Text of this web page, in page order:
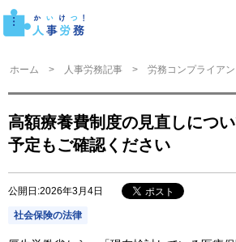
ホーム 人事労務記事 労務コンプライア
高額療養費制度の見直しにつ
予定もご確認ください
公開日:2026年3月4日
社会保険の法律